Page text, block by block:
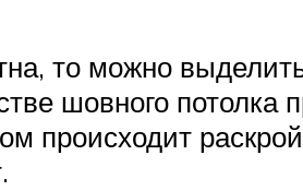
то можно
шовного потолка
происходит